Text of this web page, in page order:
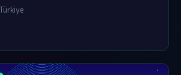
varlığını sorgulatmaktadır.